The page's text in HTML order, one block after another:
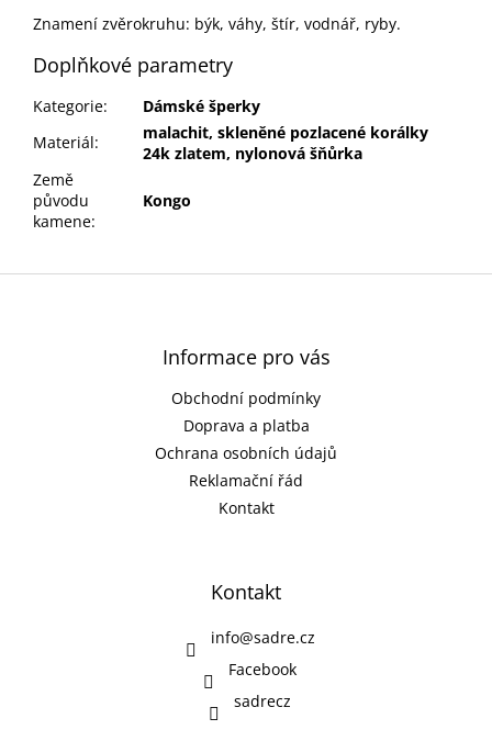
Znamení zvěrokruhu: býk, váhy, štír, vodnář, ryby.
Doplňkové parametry
Kategorie:
Dámské šperky
Materiál:
malachit, skleněné pozlacené korálky
24k zlatem, nylonová šňůrka
Země
původu
kamene:
Kongo
Z
Informace pro vás
Obchodní podmínky
Doprava a platba
Ochrana osobních údajů
Reklamační řád
Kontakt
Kontakt
info@sadre.cz
Facebook
sadrecz